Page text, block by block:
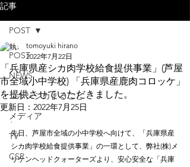
記事
POST
NEWS
ニホンジカまるごと
メディア
TV
CSR
POST
「兵庫県産シカ肉学校給食提供事業」(芦屋
市全域小中学校) 「兵庫県産鹿肉コロッケ」
を提供させていただきました。
tomoyuki hirano
2022年7月22日
更新日： 2022年7月25日
.
先日、芦屋市全域の小中学校へ向けて、「兵庫県産
シカ肉学校給食提供事業」の一環として、弊社(株)メ
リケンヘッドクォーターズより、安心安全な「兵庫